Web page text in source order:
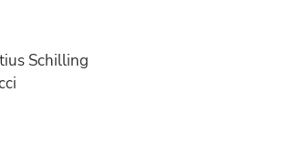
Schilling